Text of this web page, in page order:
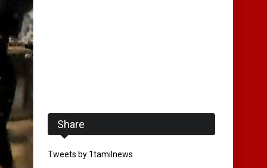
Share
Tweets by 1tamilnews